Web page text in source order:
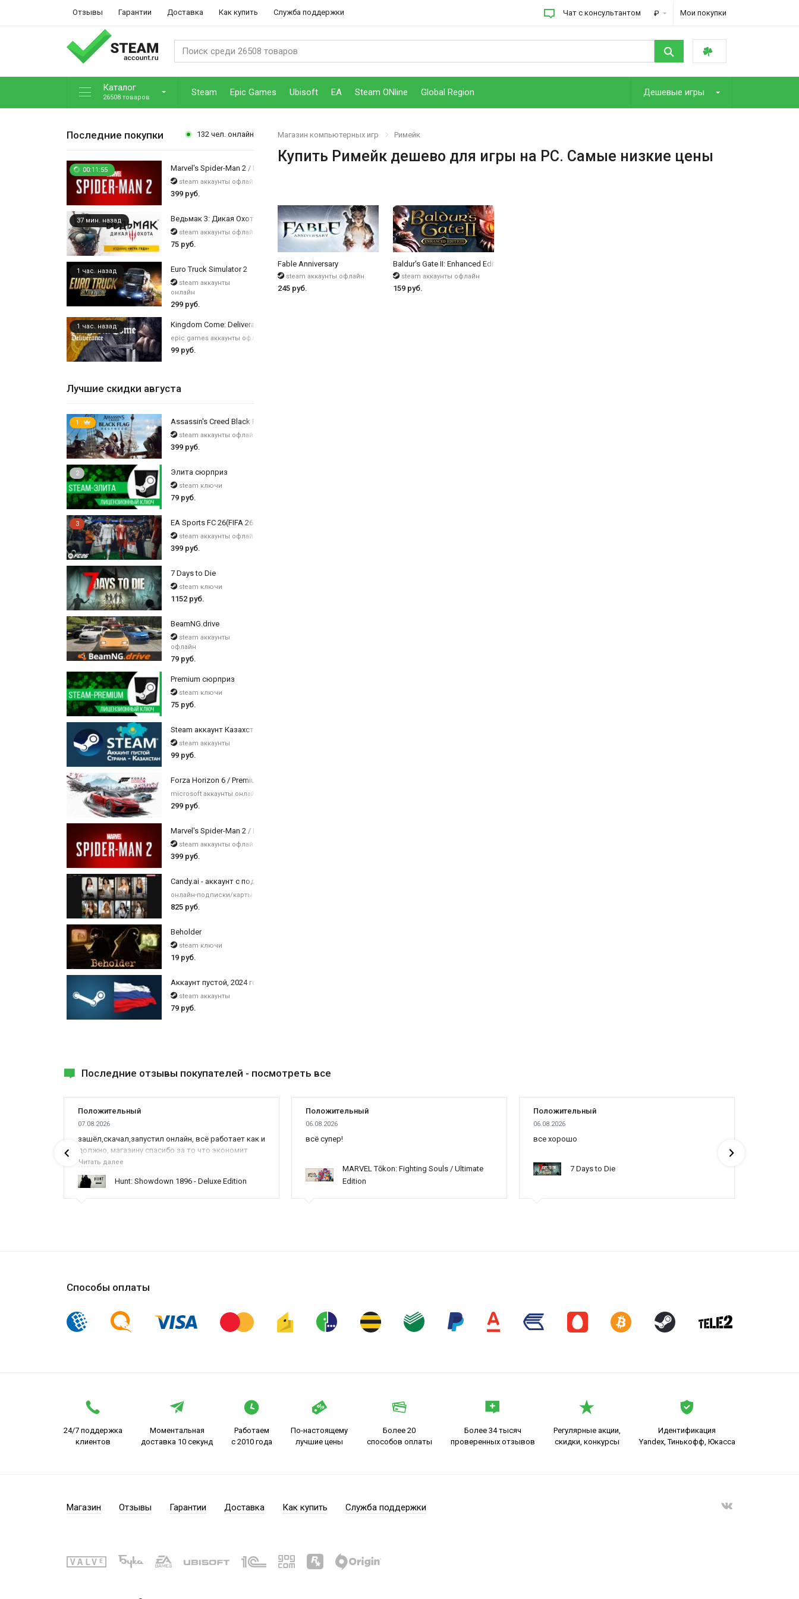
Отзывы Гарантии Доставка Как купить Служба поддержки Чат с консультантом ₽ Мои покупки
Каталог
26508 товаров Steam Epic Games Ubisoft EA Steam ONline Global Region Дешевые игры
Последние покупки 132 чел. онлайн
00:11:55 Marvel's Spider-Man 2 / Digital Deluxe Edition
steam аккаунты офлайн
399 руб.
37 мин. назад Ведьмак 3: Дикая Охота — Полное издание (The Witcher 3: Wild Hunt)
steam аккаунты офлайн
75 руб.
1 час. назад Euro Truck Simulator 2
steam аккаунты
онлайн
299 руб.
1 час. назад Kingdom Come: Deliverance
epic games аккаунты офлайн
99 руб.
Лучшие скидки августа
1 Assassin's Creed Black Flag Resynced / Deluxe Edition
steam аккаунты офлайн
399 руб.
2 Элита сюрприз
steam ключи
79 руб.
3 EA Sports FC 26(FIFA 26) / Издание Ultimate
steam аккаунты офлайн
399 руб.
7 Days to Die
steam ключи
1152 руб.
BeamNG.drive
steam аккаунты
офлайн
79 руб.
Premium сюрприз
steam ключи
75 руб.
Steam аккаунт Казахстан - Новый пустой
steam аккаунты
99 руб.
Forza Horizon 6 / Premium Edition + Онлайн
microsoft аккаунты онлайн
299 руб.
Marvel's Spider-Man 2 / Digital Deluxe Edition
steam аккаунты офлайн
399 руб.
Candy.ai - аккаунт с подпиской "Premium" на 1 месяц
онлайн-подписки/карты оплаты
825 руб.
Beholder
steam ключи
19 руб.
Аккаунт пустой, 2024 года регистрации. Регион Россия
steam аккаунты
79 руб.
Магазин компьютерных игр Римейк
Купить Римейк дешево для игры на PC. Самые низкие цены
Fable Anniversary
steam аккаунты офлайн
245 руб.
Baldur's Gate II: Enhanced Edition
steam аккаунты офлайн
159 руб.
Последние отзывы покупателей - посмотреть все
Положительный
07.08.2026
зашёл,скачал,запустил онлайн, всё работает как и
должно, магазину спасибо за то что экономит
наше время,нервы и деньги, ребята вы красава
всех только вы и оказываете помощь
Читать далее
Hunt: Showdown 1896 - Deluxe Edition
Положительный
06.08.2026
всё супер!
MARVEL Tōkon: Fighting Souls / Ultimate
Edition
Положительный
06.08.2026
все хорошо
7 Days to Die
Способы оплаты
24/7 поддержка
клиентов
Моментальная
доставка 10 секунд
Работаем
с 2010 года
По-настоящему
лучшие цены
Более 20
способов оплаты
Более 34 тысяч
проверенных отзывов
Регулярные акции,
скидки, конкурсы
Идентификация
Yandex, Тинькофф, Юкасса
Магазин Отзывы Гарантии Доставка Как купить Служба поддержки